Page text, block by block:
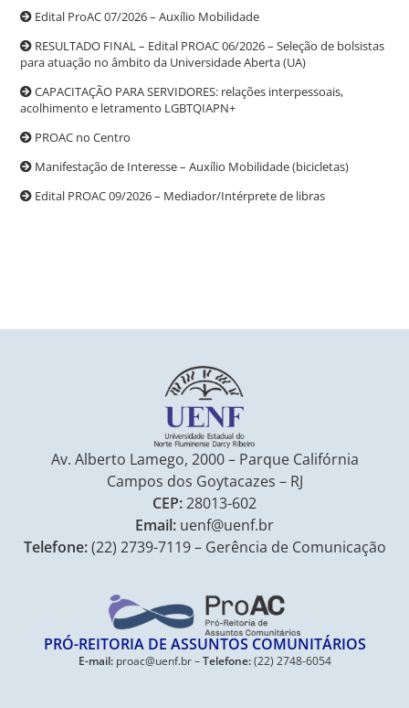
Edital ProAC 07/2026 – Auxílio Mobilidade
RESULTADO FINAL – Edital PROAC 06/2026 – Seleção de bolsistas
para atuação no âmbito da Universidade Aberta (UA)
CAPACITAÇÃO PARA SERVIDORES: relações interpessoais,
acolhimento e letramento LGBTQIAPN+
PROAC no Centro
Manifestação de Interesse – Auxílio Mobilidade (bicicletas)
Edital PROAC 09/2026 – Mediador/Intérprete de libras
Av. Alberto Lamego, 2000 – Parque Califórnia
Campos dos Goytacazes – RJ
CEP:28013-602
Email: uenf@uenf.br
Telefone:(22) 2739-7119 – Gerência de Comunicação
PRÓ-REITORIA DE ASSUNTOS COMUNITÁRIOS
E-mail:proac@uenf.br –Telefone:(22) 2748-6054